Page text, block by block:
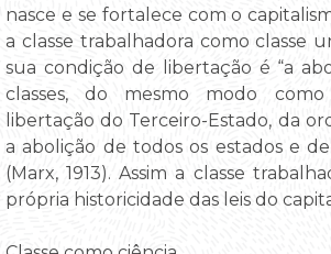
nasce e se fortalece com o
a classe trabalhadora como classe
sua condição de libertação é “a
classes, do mesmo modo
libertação do Terceiro-Estado, da
a abolição de todos os estados e
(Marx, 1913). Assim a classe
própria historicidade das leis do